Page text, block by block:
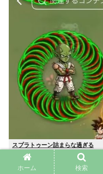
スプラトゥーン詰まらな過ぎる
ホーム 検索